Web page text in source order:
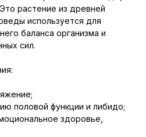
растение из древней
используется для
баланса организма и
сил.
половой функции и либидо;
здоровье,